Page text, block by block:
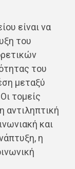
είναι να
του
του
μεταξύ
τομείς
αντιληπτική
και
η